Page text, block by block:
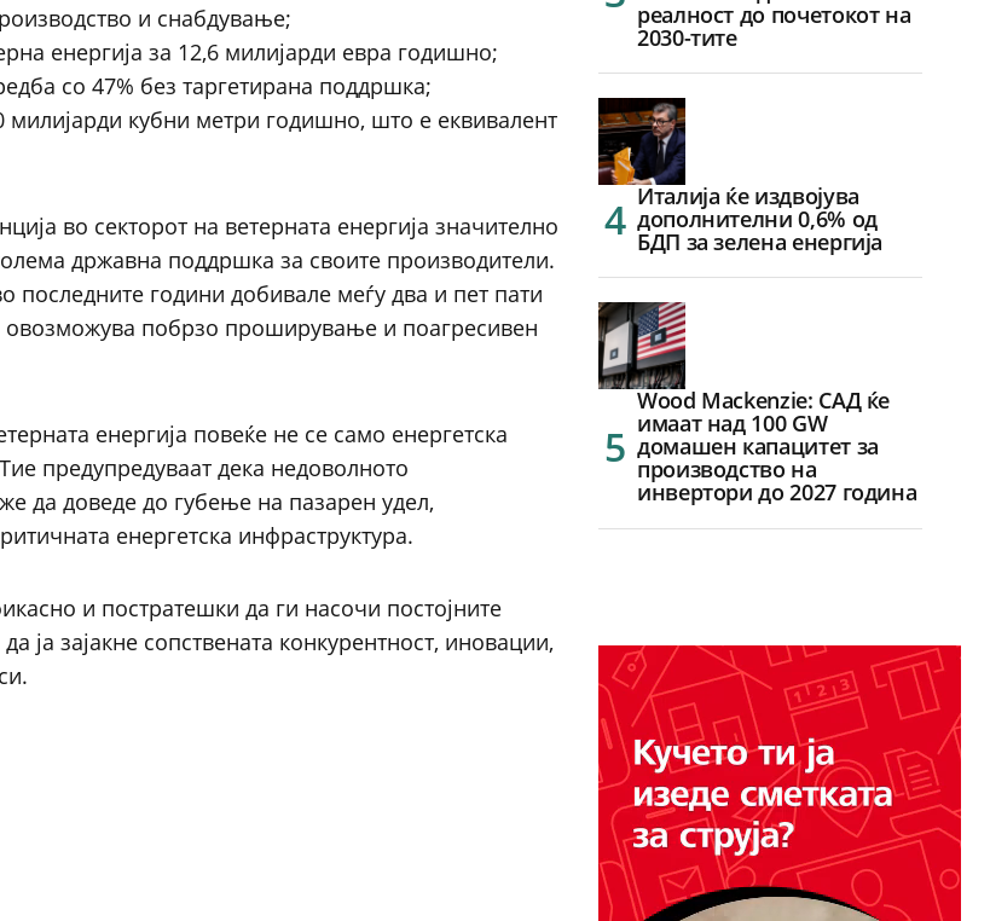
и снабдување;
енергија за 12,6 милијарди евра годишно;
со 47% без таргетирана поддршка;
милијарди кубни метри годишно, што е еквивалент
во секторот на ветерната енергија значително
државна поддршка за своите производители.
последните години добивале меѓу два и пет пати
побрзо проширување и поагресивен
енергија повеќе не се само енергетска
предупредуваат дека недоволното
да доведе до губење на пазарен удел,
енергетска инфраструктура.
и постратешки да ги насочи постојните
ја зајакне сопствената конкурентност, иновации,
реалност до почетокот на
2030-тите
Италија ќе издвојува
дополнителни 0,6% од
БДП за зелена енергија
Wood Mackenzie: САД ќе
имаат над 100 GW
домашен капацитет за
производство на
инвертори до 2027 година